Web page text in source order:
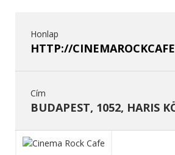
Honlap
HTTP://
Cím
BUDAPEST, 1052, HARIS